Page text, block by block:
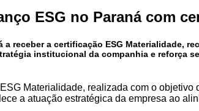
ESG no Paraná com
a receber a certificação ESG Materialidade,
institucional da companhia e
Materialidade, realizada com o
a atuação estratégica da empresa ao